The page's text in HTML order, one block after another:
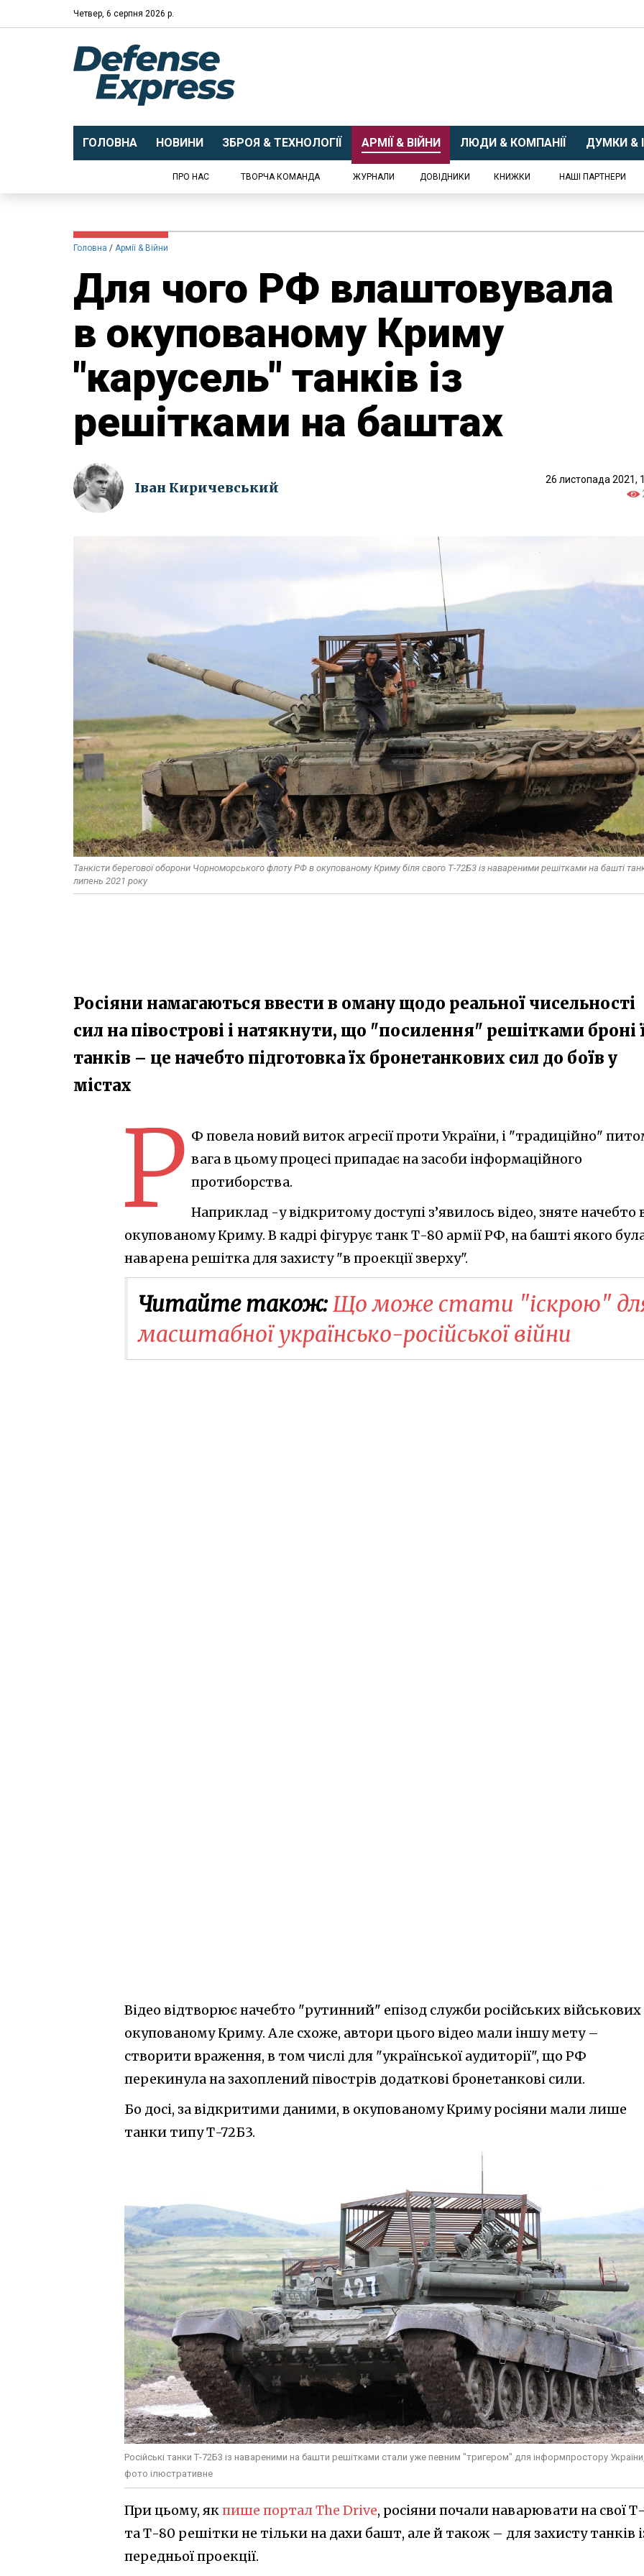
Четвер, 6 серпня 2026 р.
ГОЛОВНА НОВИНИ ЗБРОЯ & ТЕХНОЛОГІЇ АРМІЇ & ВІЙНИ ЛЮДИ & КОМПАНІЇ ДУМКИ &
ПРО НАС ТВОРЧА КОМАНДА ЖУРНАЛИ ДОВІДНИКИ КНИЖКИ НАШІ ПАРТНЕРИ
Головна Армії & Війни
Для чого РФ влаштовувала
в окупованому Криму
"карусель" танків із
решітками на баштах
Іван Киричевський
26 листопада 2021,
Танкісти берегової оборони Чорноморського флоту РФ в окупованому Криму біля свого Т-72Б3 із навареними решітками на башті
липень 2021 року
Росіяни намагаються ввести в оману щодо реальної чисельності
сил на півострові і натякнути, що "посилення" решітками броні
танків – це начебто підготовка їх бронетанкових сил до боїв у
містах
Р Ф повела новий виток агресії проти України, і "традиційно"
вага в цьому процесі припадає на засоби інформаційного
протиборства.
Наприклад -у відкритому доступі з’явилось відео, зняте начебто
окупованому Криму. В кадрі фігурує танк Т-80 армії РФ, на башті якого
наварена решітка для захисту "в проекції зверху".
Читайте також:Що може стати "іскрою"
масштабної українсько-російської війни
Відео відтворює начебто "рутинний" епізод служби російських військових
окупованому Криму. Але схоже, автори цього відео мали іншу мету –
створити враження, в том числі для "української аудиторії", що РФ
перекинула на захоплений півострів додаткові бронетанкові сили.
Бо досі, за відкритими даними, в окупованому Криму росіяни мали лише
танки типу Т-72Б3.
Російські танки Т-72Б3 із навареними на башти решітками стали уже певним "тригером" для інформпростору
фото ілюстративне
При цьому, як пише портал The Drive, росіяни почали наварювати на свої
та Т-80 решітки не тільки на дахи башт, але й також – для захисту танків
передньої проекції.